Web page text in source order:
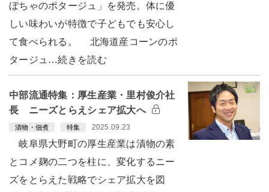
ぼちゃのポタージュ」を発売。体に優
しい味わいが特徴で子どもでも安心し
て食べられる。 北海道産コーンのポ
タージュ…続きを読む
中部流通特集：厚生産業・里村俊介社
長 ニーズとらえシェア拡大へ
漬物・佃煮 特集 2025.09.23
岐阜県大野町の厚生産業は漬物の素
とコメ麹の二つを柱に、変化するニー
ズをとらえた戦略でシェア拡大を図